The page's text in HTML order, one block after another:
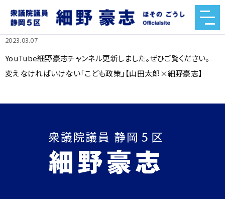
YouTube細野豪志チャンネル更新しました。ぜひご覧くださ
い。
2023.03.07
YouTube細野豪志チャンネル更新しました。ぜひご覧ください。
変えなければいけない「こども政策」【山田太郎×細野豪志】